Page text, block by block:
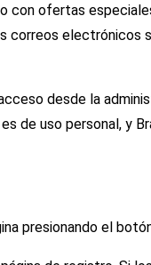
con ofertas
correos electrónicos
desde la
de uso personal, y
presionando el